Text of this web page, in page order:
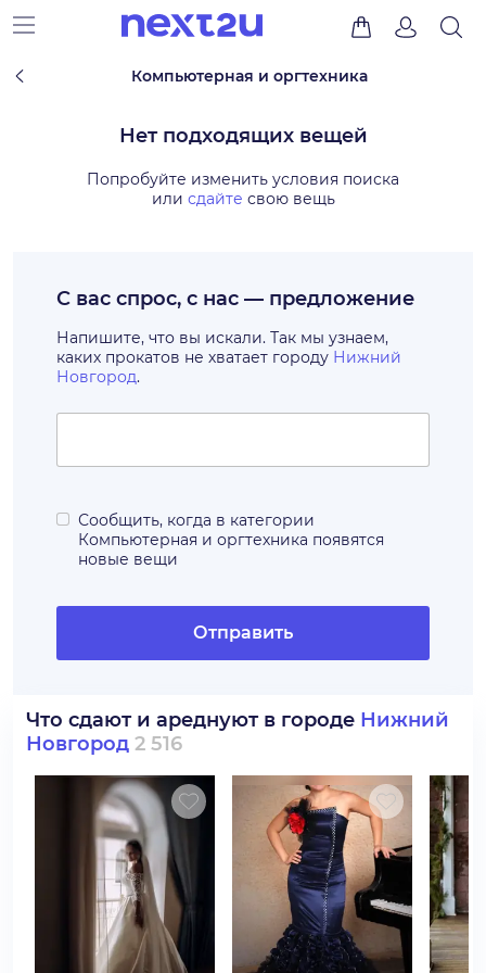
Компьютерная и оргтехника
Нет подходящих вещей
Попробуйте изменить условия поиска
или сдайте свою вещь
С вас спрос, с нас — предложение
Напишите, что вы искали. Так мы узнаем,
каких прокатов не хватает городу Нижний
Новгород.
Сообщить, когда в категории
Компьютерная и оргтехника появятся
новые вещи
Отправить
Что сдают и ареднуют в городе Нижний
Новгород 2 516